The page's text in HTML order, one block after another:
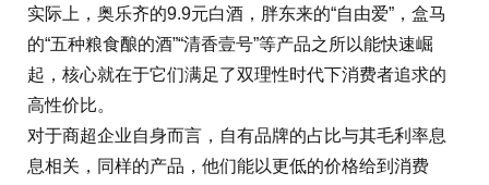
实际上，奥乐齐的9.9元白酒，胖东来的“自由爱”，盒马
的“五种粮食酿的酒”“清香壹号”等产品之所以能快速崛
起，核心就在于它们满足了双理性时代下消费者追求的
高性价比。
对于商超企业自身而言，自有品牌的占比与其毛利率息
息相关，同样的产品，他们能以更低的价格给到消费